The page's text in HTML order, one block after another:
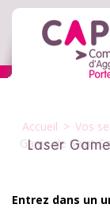
Accueil > Vos
Game de Saint-
Laser
Entrez dans un